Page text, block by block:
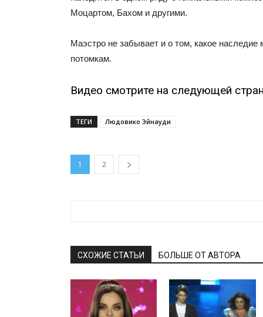
Моцартом, Бахом и другими.
Маэстро не забывает и о том, какое наследие
потомкам.
Видео смотрите на следующей
ТЕГИ Людовико Эйнауди
1 2
СХОЖИЕ СТАТЬИ БОЛЬШЕ ОТ АВТОРА